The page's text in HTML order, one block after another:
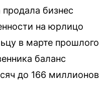
бизнес
на юрлицо
в марте прошлого
баланс
до 166 миллионов